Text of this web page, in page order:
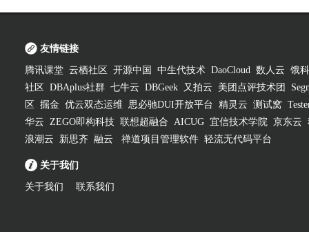
友情链接
腾讯课堂 云栖社区 开源中国 中生代技术 DaoCloud 数人云 饿
社区
DBAplus社群 七牛云 DBGeek 又拍云 美团点评技术团
区
掘金 优云双态运维 思必驰DUI开放平台 精灵云 测试窝
华云 ZEGO即构科技 联想超融合 AICUG 宜信技术学院 京东云
浪潮云
新思齐 融云 禅道项目管理软件 轻流无代码平台
关于我们
关于我们 联系我们